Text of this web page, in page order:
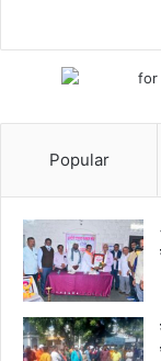
Popular